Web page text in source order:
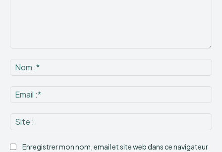
:*
:*
:
Enregistrer mon nom, email et site web dans ce navigateur